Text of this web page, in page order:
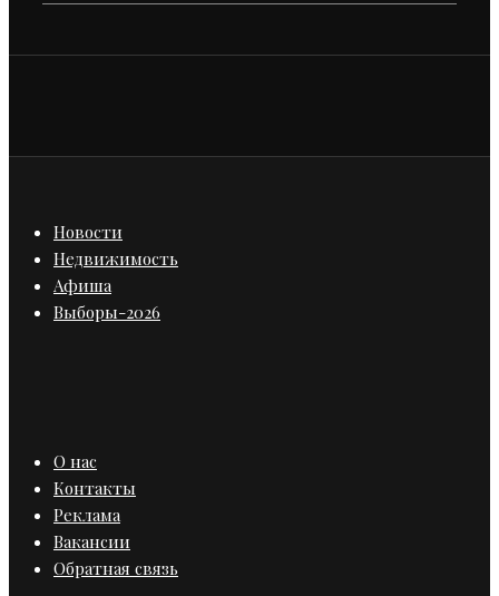
Новости
Недвижимость
Афиша
Выборы-2026
О нас
Контакты
Реклама
Вакансии
Обратная связь